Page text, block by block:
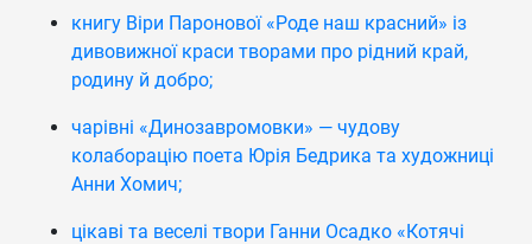
книгу Віри Паронової «Роде наш красний» із
дивовижної краси творами про рідний край,
родину й добро;
чарівні «Динозавромовки» — чудову
колаборацію поета Юрія Бедрика та художниці
Анни Хомич;
цікаві та веселі твори Ганни Осадко «Котячі